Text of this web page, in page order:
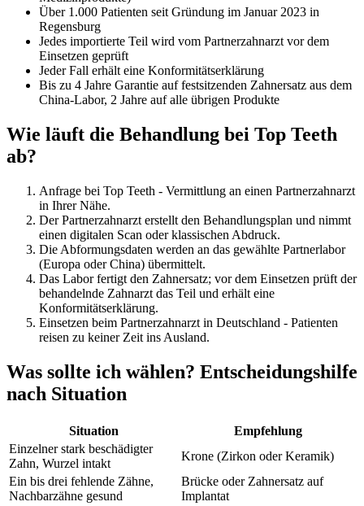
Über 1.000 Patienten seit Gründung im Januar 2023 in
Regensburg
Jedes importierte Teil wird vom Partnerzahnarzt vor dem
Einsetzen geprüft
Jeder Fall erhält eine Konformitätserklärung
Bis zu 4 Jahre Garantie auf festsitzenden Zahnersatz aus dem
China-Labor, 2 Jahre auf alle übrigen Produkte
Wie läuft die Behandlung bei Top Teeth
ab?
Anfrage bei Top Teeth - Vermittlung an einen Partnerzahnarzt
in Ihrer Nähe.
Der Partnerzahnarzt erstellt den Behandlungsplan und nimmt
einen digitalen Scan oder klassischen Abdruck.
Die Abformungsdaten werden an das gewählte Partnerlabor
(Europa oder China) übermittelt.
Das Labor fertigt den Zahnersatz; vor dem Einsetzen prüft der
behandelnde Zahnarzt das Teil und erhält eine
Konformitätserklärung.
Einsetzen beim Partnerzahnarzt in Deutschland - Patienten
reisen zu keiner Zeit ins Ausland.
Was sollte ich wählen? Entscheidungshilfe
nach Situation
Situation
Empfehlung
Einzelner stark beschädigter
Zahn, Wurzel intakt
Krone (Zirkon oder Keramik)
Ein bis drei fehlende Zähne,
Nachbarzähne gesund
Brücke oder Zahnersatz auf
Implantat